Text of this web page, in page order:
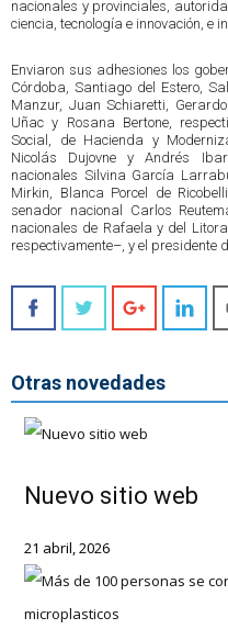
nacionales y provinciales,
ciencia, tecnología e innovación, e
Enviaron sus adhesiones los
Córdoba, Santiago del Estero,
Manzur, Juan Schiaretti,
Uñac y Rosana Bertone,
Social, de Hacienda y
Nicolás Dujovne y Andrés
nacionales Silvina García
Mirkin, Blanca Porcel de
senador nacional Carlos
nacionales de Rafaela y del
respectivamente–, y el presidente
Otras novedades
Nuevo sitio web
21 abril, 2026